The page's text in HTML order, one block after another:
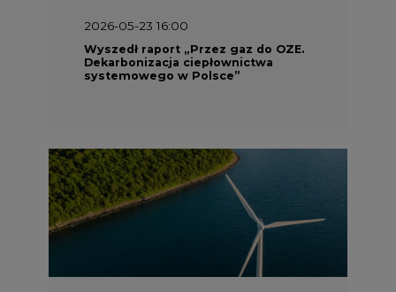
Koszty transformacji energetyki w
Polsce do 2040 roku – sprawdzamy